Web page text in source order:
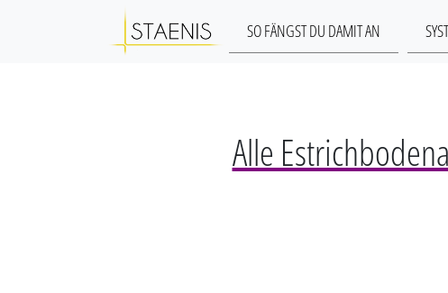
SO FÄNGST DU DAMIT AN
Alle